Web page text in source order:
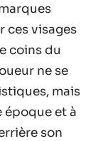
ces visages
coins du
ne se
mais
époque et à
son